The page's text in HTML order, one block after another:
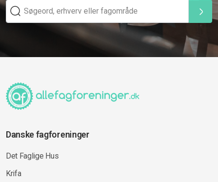
Danske fagforeninger
Det Faglige Hus
Krifa